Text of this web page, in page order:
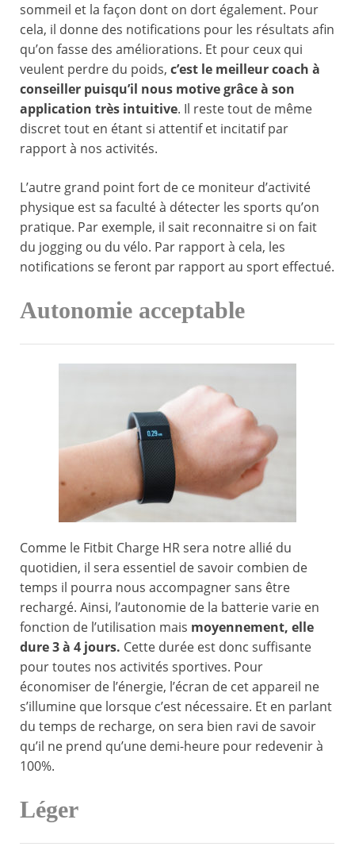
sommeil et la façon dont on dort également. Pour
cela, il donne des notifications pour les résultats afin
qu’on fasse des améliorations. Et pour ceux qui
veulent perdre du poids, c’est le meilleur coach à
conseiller puisqu’il nous motive grâce à son
application très intuitive. Il reste tout de même
discret tout en étant si attentif et incitatif par
rapport à nos activités.
L’autre grand point fort de ce moniteur d’activité
physique est sa faculté à détecter les sports qu’on
pratique. Par exemple, il sait reconnaitre si on fait
du jogging ou du vélo. Par rapport à cela, les
notifications se feront par rapport au sport effectué.
Autonomie acceptable
Comme le Fitbit Charge HR sera notre allié du
quotidien, il sera essentiel de savoir combien de
temps il pourra nous accompagner sans être
rechargé. Ainsi, l’autonomie de la batterie varie en
fonction de l’utilisation mais moyennement, elle
dure 3 à 4 jours. Cette durée est donc suffisante
pour toutes nos activités sportives. Pour
économiser de l’énergie, l’écran de cet appareil ne
s’illumine que lorsque c’est nécessaire. Et en parlant
du temps de recharge, on sera bien ravi de savoir
qu’il ne prend qu’une demi-heure pour redevenir à
100%.
Léger